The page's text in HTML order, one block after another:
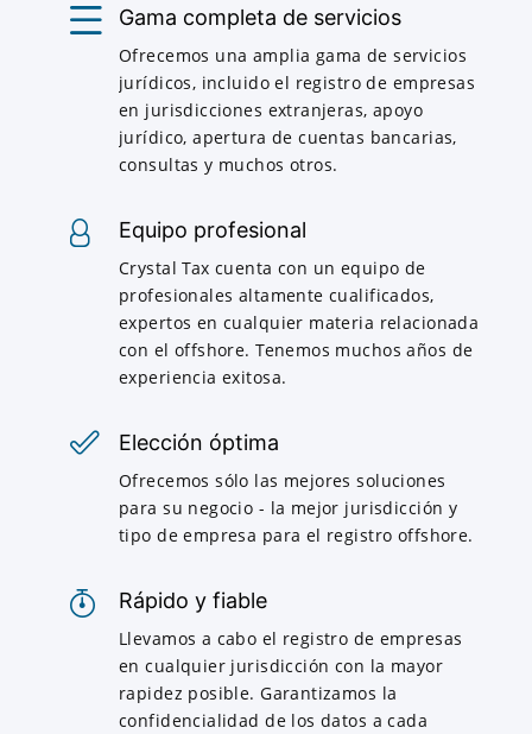
Gama completa de servicios
Ofrecemos una amplia gama de servicios
jurídicos, incluido el registro de empresas
en jurisdicciones extranjeras, apoyo
jurídico, apertura de cuentas bancarias,
consultas y muchos otros.
Equipo profesional
Crystal Tax cuenta con un equipo de
profesionales altamente cualificados,
expertos en cualquier materia relacionada
con el offshore. Tenemos muchos años de
experiencia exitosa.
Elección óptima
Ofrecemos sólo las mejores soluciones
para su negocio - la mejor jurisdicción y
tipo de empresa para el registro offshore.
Rápido y fiable
Llevamos a cabo el registro de empresas
en cualquier jurisdicción con la mayor
rapidez posible. Garantizamos la
confidencialidad de los datos a cada